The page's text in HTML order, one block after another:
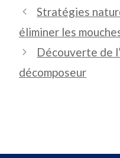
Stratégies
éliminer les
Découverte de
décomposeur